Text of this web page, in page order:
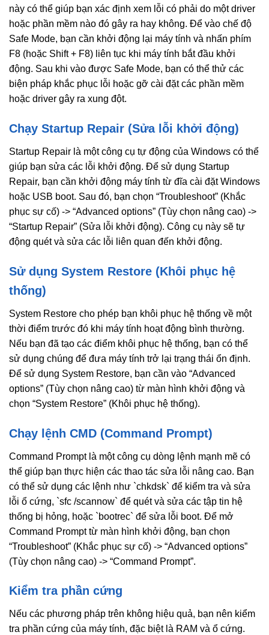
này có thể giúp bạn xác định xem lỗi có phải do một driver
hoặc phần mềm nào đó gây ra hay không. Để vào chế độ
Safe Mode, bạn cần khởi động lại máy tính và nhấn phím
F8 (hoặc Shift + F8) liên tục khi máy tính bắt đầu khởi
động. Sau khi vào được Safe Mode, bạn có thể thử các
biện pháp khắc phục lỗi hoặc gỡ cài đặt các phần mềm
hoặc driver gây ra xung đột.
Chạy Startup Repair (Sửa lỗi khởi động)
Startup Repair là một công cụ tự động của Windows có thể
giúp bạn sửa các lỗi khởi động. Để sử dụng Startup
Repair, bạn cần khởi động máy tính từ đĩa cài đặt Windows
hoặc USB boot. Sau đó, bạn chọn “Troubleshoot” (Khắc
phục sự cố) -> “Advanced options” (Tùy chọn nâng cao) ->
“Startup Repair” (Sửa lỗi khởi động). Công cụ này sẽ tự
động quét và sửa các lỗi liên quan đến khởi động.
Sử dụng System Restore (Khôi phục hệ
thống)
System Restore cho phép bạn khôi phục hệ thống về một
thời điểm trước đó khi máy tính hoạt động bình thường.
Nếu bạn đã tạo các điểm khôi phục hệ thống, bạn có thể
sử dụng chúng để đưa máy tính trở lại trạng thái ổn định.
Để sử dụng System Restore, bạn cần vào “Advanced
options” (Tùy chọn nâng cao) từ màn hình khởi động và
chọn “System Restore” (Khôi phục hệ thống).
Chạy lệnh CMD (Command Prompt)
Command Prompt là một công cụ dòng lệnh mạnh mẽ có
thể giúp bạn thực hiện các thao tác sửa lỗi nâng cao. Bạn
có thể sử dụng các lệnh như `chkdsk` để kiểm tra và sửa
lỗi ổ cứng, `sfc /scannow` để quét và sửa các tập tin hệ
thống bị hỏng, hoặc `bootrec` để sửa lỗi boot. Để mở
Command Prompt từ màn hình khởi động, bạn chọn
“Troubleshoot” (Khắc phục sự cố) -> “Advanced options”
(Tùy chọn nâng cao) -> “Command Prompt”.
Kiểm tra phần cứng
Nếu các phương pháp trên không hiệu quả, bạn nên kiểm
tra phần cứng của máy tính, đặc biệt là RAM và ổ cứng.